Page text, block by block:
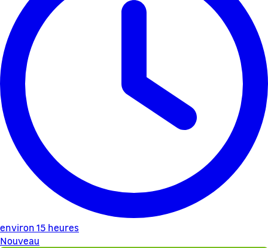
environ 15 heures
Nouveau